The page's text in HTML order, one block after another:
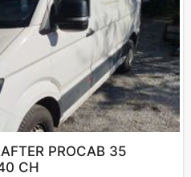
PROCAB 35
CH